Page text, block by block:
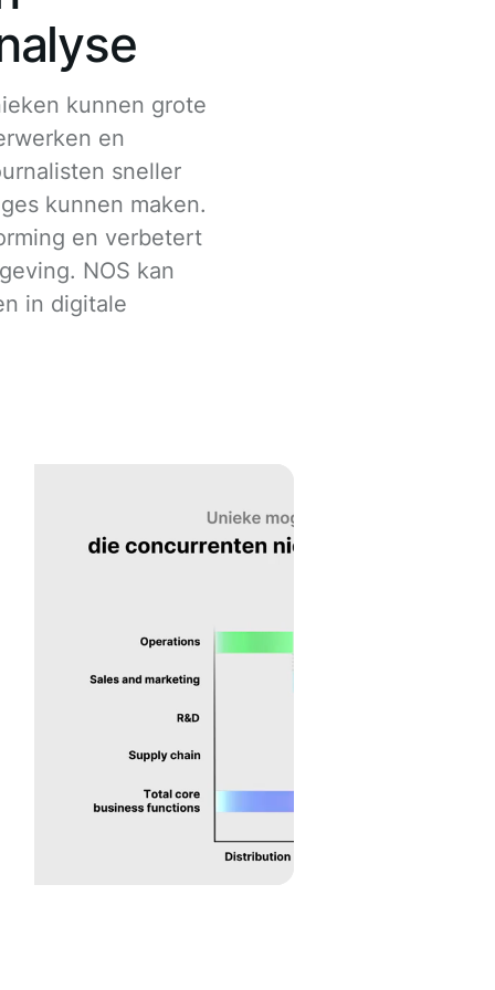
kunnen grote
en
sneller
kunnen maken.
en verbetert
NOS kan
in digitale